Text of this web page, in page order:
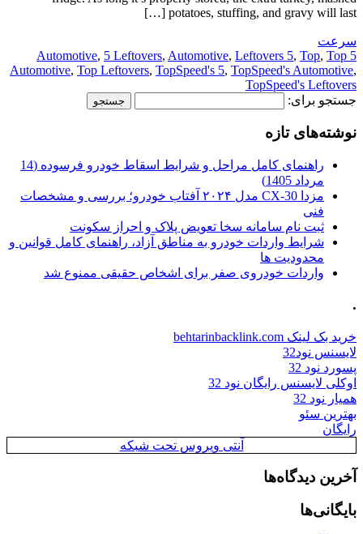
potatoes, stuffing, and gravy will last […]
سرعت
5 Automotive
, 5 Leftovers, Automotive, Leftovers 5, Top, Top
Automotive, Top Leftovers, TopSpeed's 5, TopSpeed's Automotive,
TopSpeed's Leftovers
جستجو برای:
نوشته‌های تازه
راهنمای کامل مراحل و شرایط اسقاط خودرو فرسوده (14
مرداد 1405)
مزدا CX-30 مدل ۲۰۲۴ آفتاب خودرو؛ بررسی و مشخصات
فنی
ثبت نام سامانه سخا تعویض پلاک و احراز سکونت
شرایط واردات خودرو به مناطق آزاد، راهنمای کامل قوانین و
محدودیت ها
واردات خودروی صفر برای اشخاص حقیقی ممنوع شد
.
خرید بک لینک behtarinbacklink.com
لایسنس نود32
پسورد نود 32
اوکلی لایسنس رایگان نود 32
همیار نود 32
بهترین سئو
رایگان
آنتی ویروس تحت شبکه
آخرین دیدگاه‌ها
بایگانی‌ها